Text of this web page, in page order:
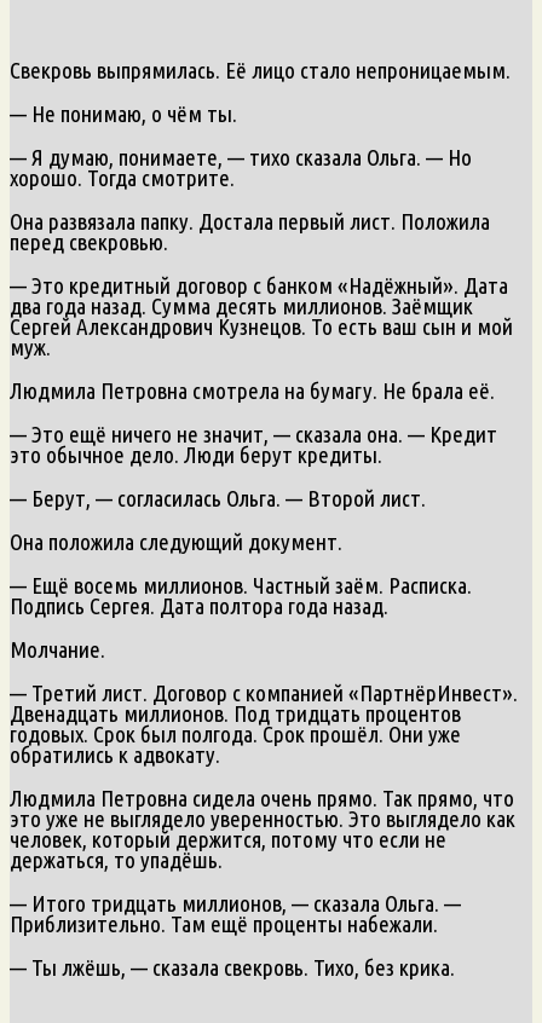
Свекровь выпрямилась. Её лицо стало непроницаемым.
— Не понимаю, о чём ты.
— Я думаю, понимаете, — тихо сказала Ольга. — Но
хорошо. Тогда смотрите.
Она развязала папку. Достала первый лист. Положила
перед свекровью.
— Это кредитный договор с банком «Надёжный». Дата
два года назад. Сумма десять миллионов. Заёмщик
Сергей Александрович Кузнецов. То есть ваш сын и мой
муж.
Людмила Петровна смотрела на бумагу. Не брала её.
— Это ещё ничего не значит, — сказала она. — Кредит
это обычное дело. Люди берут кредиты.
— Берут, — согласилась Ольга. — Второй лист.
Она положила следующий документ.
— Ещё восемь миллионов. Частный заём. Расписка.
Подпись Сергея. Дата полтора года назад.
Молчание.
— Третий лист. Договор с компанией «ПартнёрИнвест».
Двенадцать миллионов. Под тридцать процентов
годовых. Срок был полгода. Срок прошёл. Они уже
обратились к адвокату.
Людмила Петровна сидела очень прямо. Так прямо, что
это уже не выглядело уверенностью. Это выглядело как
человек, который держится, потому что если не
держаться, то упадёшь.
— Итого тридцать миллионов, — сказала Ольга. —
Приблизительно. Там ещё проценты набежали.
— Ты лжёшь, — сказала свекровь. Тихо, без крика.